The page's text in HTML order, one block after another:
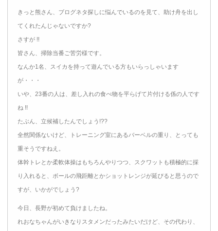
きっと熊さん、ブログネタ探しに悩んでいるのを見て、助け舟を出し
てくれたんじゃないですか?
さすが !!
皆さん、掃除当番ご苦労様です。
なんか1名、スイカを持って遊んでいる方もいらっしゃいます
が・・・
いや、23番の人は、差し入れの食べ物を平らげて片付ける係の人です
ね !!
たぶん、立候補したんでしょう!??
全然関係ないけど、トレーニング室にあるバーベルの重り、とっても
重そうですねえ。
体幹トレとか柔軟体操はもちろんやりつつ、スクワットも積極的に採
り入れると、ボールの飛距離とかショットレンジが延びると思うので
すが、いかがでしょう?
今日、長野が初めて負けましたね。
れおなちゃんがいきなりスタメンだったみたいだけど、その代わり、